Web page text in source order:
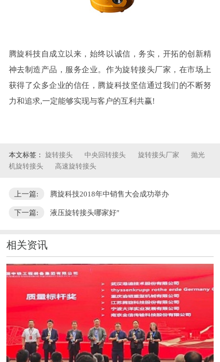
腾旋科技自成立以来，始终以诚信，务实，开拓的创新精
神去制造产品，服务企业。作为旋转接头厂家，在市场上
获得了众多企业的信任，腾旋科技坚信通过我们的不断努
力和追求,一定能够实现与客户的互利共赢!
本文标签： 旋转接头 中央回转接头 旋转接头厂家
抛光
机旋转接头
高速旋转接头
上一篇: 腾旋科技2018年中销售大会成功举办
下一篇: 液压旋转接头哪家好"
相关资讯